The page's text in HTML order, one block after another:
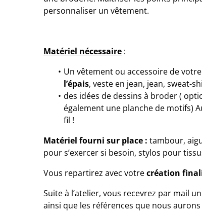
personnaliser un vêtement.
Matériel nécessaire :
Un vêtement ou accessoire de
l’épais, veste en jean, jean, sweat-
des idées de dessins à broder (
également une planche de motifs)
fil !
Matériel fourni sur place : tambour,
pour s’exercer si besoin, stylos pour
Vous repartirez avec votrecréation
Suite à l’atelier, vous recevrez par mail
ainsi que les références que nous aurons